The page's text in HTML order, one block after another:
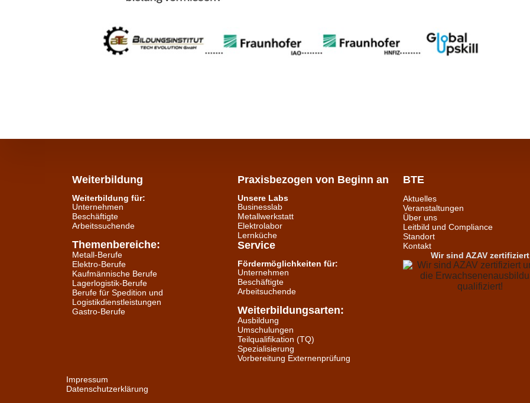
Weiterbildung
Weiterbildung für:
Unternehmen
Beschäftigte
Arbeitssuchende
Themenbereiche:
Metall-Berufe
Elektro-Berufe
Kaufmännische Berufe
Lagerlogistik-Berufe
Berufe für Spedition und
Logistikdienstleistungen
Gastro-Berufe
Praxisbezogen von Beginn an
Unsere Labs
Businesslab
Metallwerkstatt
Elektrolabor
Lernküche
Service
Fördermöglichkeiten für:
Unternehmen
Beschäftigte
Arbeitsuchende
Weiterbildungsarten:
Ausbildung
Umschulungen
Teilqualifikation (TQ)
Spezialisierung
Vorbereitung Externenprüfung
BTE
Aktuelles
Veranstaltungen
Über uns
Leitbild und Compliance
Standort
Kontakt
Wir sind AZAV zertifiziert
Impressum
Datenschutzerklärung